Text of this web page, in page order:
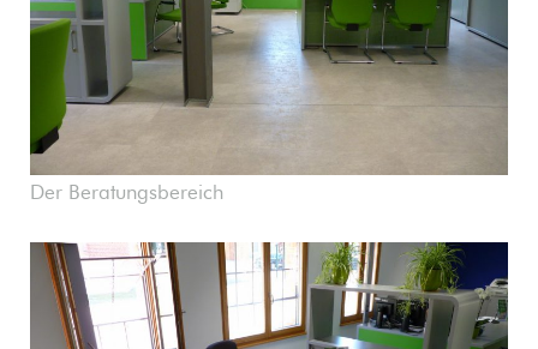
Der Beratungsbereich